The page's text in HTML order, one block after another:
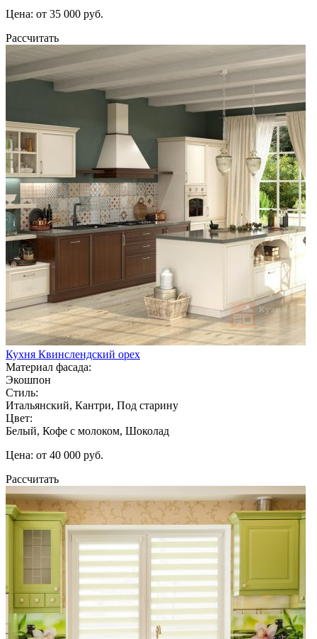
Цена: от 35 000 руб.
Рассчитать
Кухня Квинслендский орех
Материал фасада:
Экошпон
Стиль:
Итальянский, Кантри, Под старину
Цвет:
Белый, Кофе с молоком, Шоколад
Цена: от 40 000 руб.
Рассчитать